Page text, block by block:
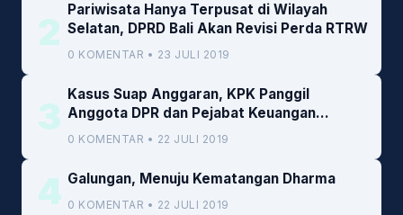
2
Pariwisata Hanya Terpusat di Wilayah
Selatan, DPRD Bali Akan Revisi Perda RTRW
0 KOMENTAR • 23 JULI 2019
3
Kasus Suap Anggaran, KPK Panggil
Anggota DPR dan Pejabat Keuangan
Kemenkeu
0 KOMENTAR • 22 JULI 2019
4 Galungan, Menuju Kematangan Dharma
0 KOMENTAR • 22 JULI 2019